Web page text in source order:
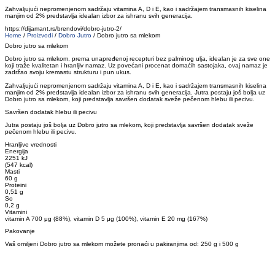
Zahvaljujući nepromenjenom sadržaju vitamina A, D i E, kao i sadržajem transmasnih kiselina
manjim od 2% predstavlja idealan izbor za ishranu svih generacija.
https://dijamant.rs/brendovi/dobro-jutro-2/
Home / Proizvodi / Dobro Jutro / Dobro jutro sa mlekom
Dobro jutro sa mlekom
Dobro jutro sa mlekom, prema unapređenoj recepturi bez palminog ulja, idealan je za sve one
koji traže kvalitetan i hranljiv namaz. Uz povećani procenat domaćih sastojaka, ovaj namaz je
zadržao svoju kremastu strukturu i pun ukus.
Zahvaljujući nepromenjenom sadržaju vitamina A, D i E, kao i sadržajem transmasnih kiselina
manjim od 2% predstavlja idealan izbor za ishranu svih generacija. Jutra postaju još bolja uz
Dobro jutro sa mlekom, koji predstavlja savršen dodatak sveže pečenom hlebu ili pecivu.
Savršen dodatak hlebu ili pecivu
Jutra postaju još bolja uz Dobro jutro sa mlekom, koji predstavlja savršen dodatak sveže
pečenom hlebu ili pecivu.
Hranljive vrednosti
Energija
2251 kJ
(547 kcal)
Masti
60 g
Proteini
0,51 g
So
0,2 g
Vitamini
vitamin A 700 μg (88%), vitamin D 5 μg (100%), vitamin E 20 mg (167%)
Pakovanje
Vaš omiljeni Dobro jutro sa mlekom možete pronaći u pakiranjima od: 250 g i 500 g